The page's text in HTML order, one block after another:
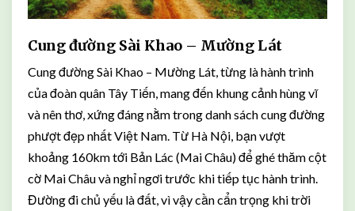
Cung đường Sài Khao – Mường Lát
Cung đường Sài Khao – Mường Lát, từng là hành trình
của đoàn quân Tây Tiến, mang đến khung cảnh hùng vĩ
và nên thơ, xứng đáng nằm trong danh sách cung đường
phượt đẹp nhất Việt Nam. Từ Hà Nội, bạn vượt
khoảng 160km tới Bản Lác (Mai Châu) để ghé thăm cột
cờ Mai Châu và nghỉ ngơi trước khi tiếp tục hành trình.
Đường đi chủ yếu là đất, vì vậy cần cẩn trọng khi trời